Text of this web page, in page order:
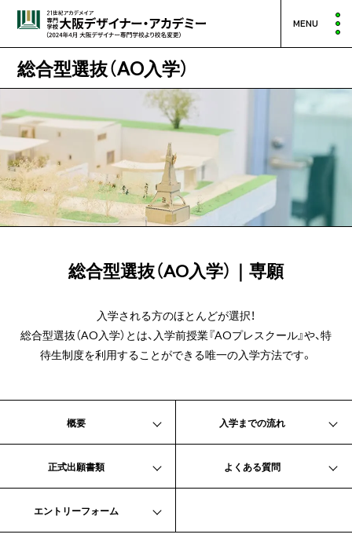
MENU
総合型選抜（AO入学）
総合型選抜（AO入学）｜専願
入学される方のほとんどが選択！
総合型選抜（AO入学）とは、入学前授業『AOプレスクール』や、特
待生制度を利用することができる唯一の入学方法です。
概要 入学までの流れ
正式出願書類 よくある質問
エントリーフォーム